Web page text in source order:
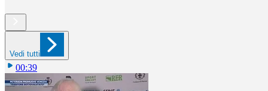
Vedi tutti
00:39